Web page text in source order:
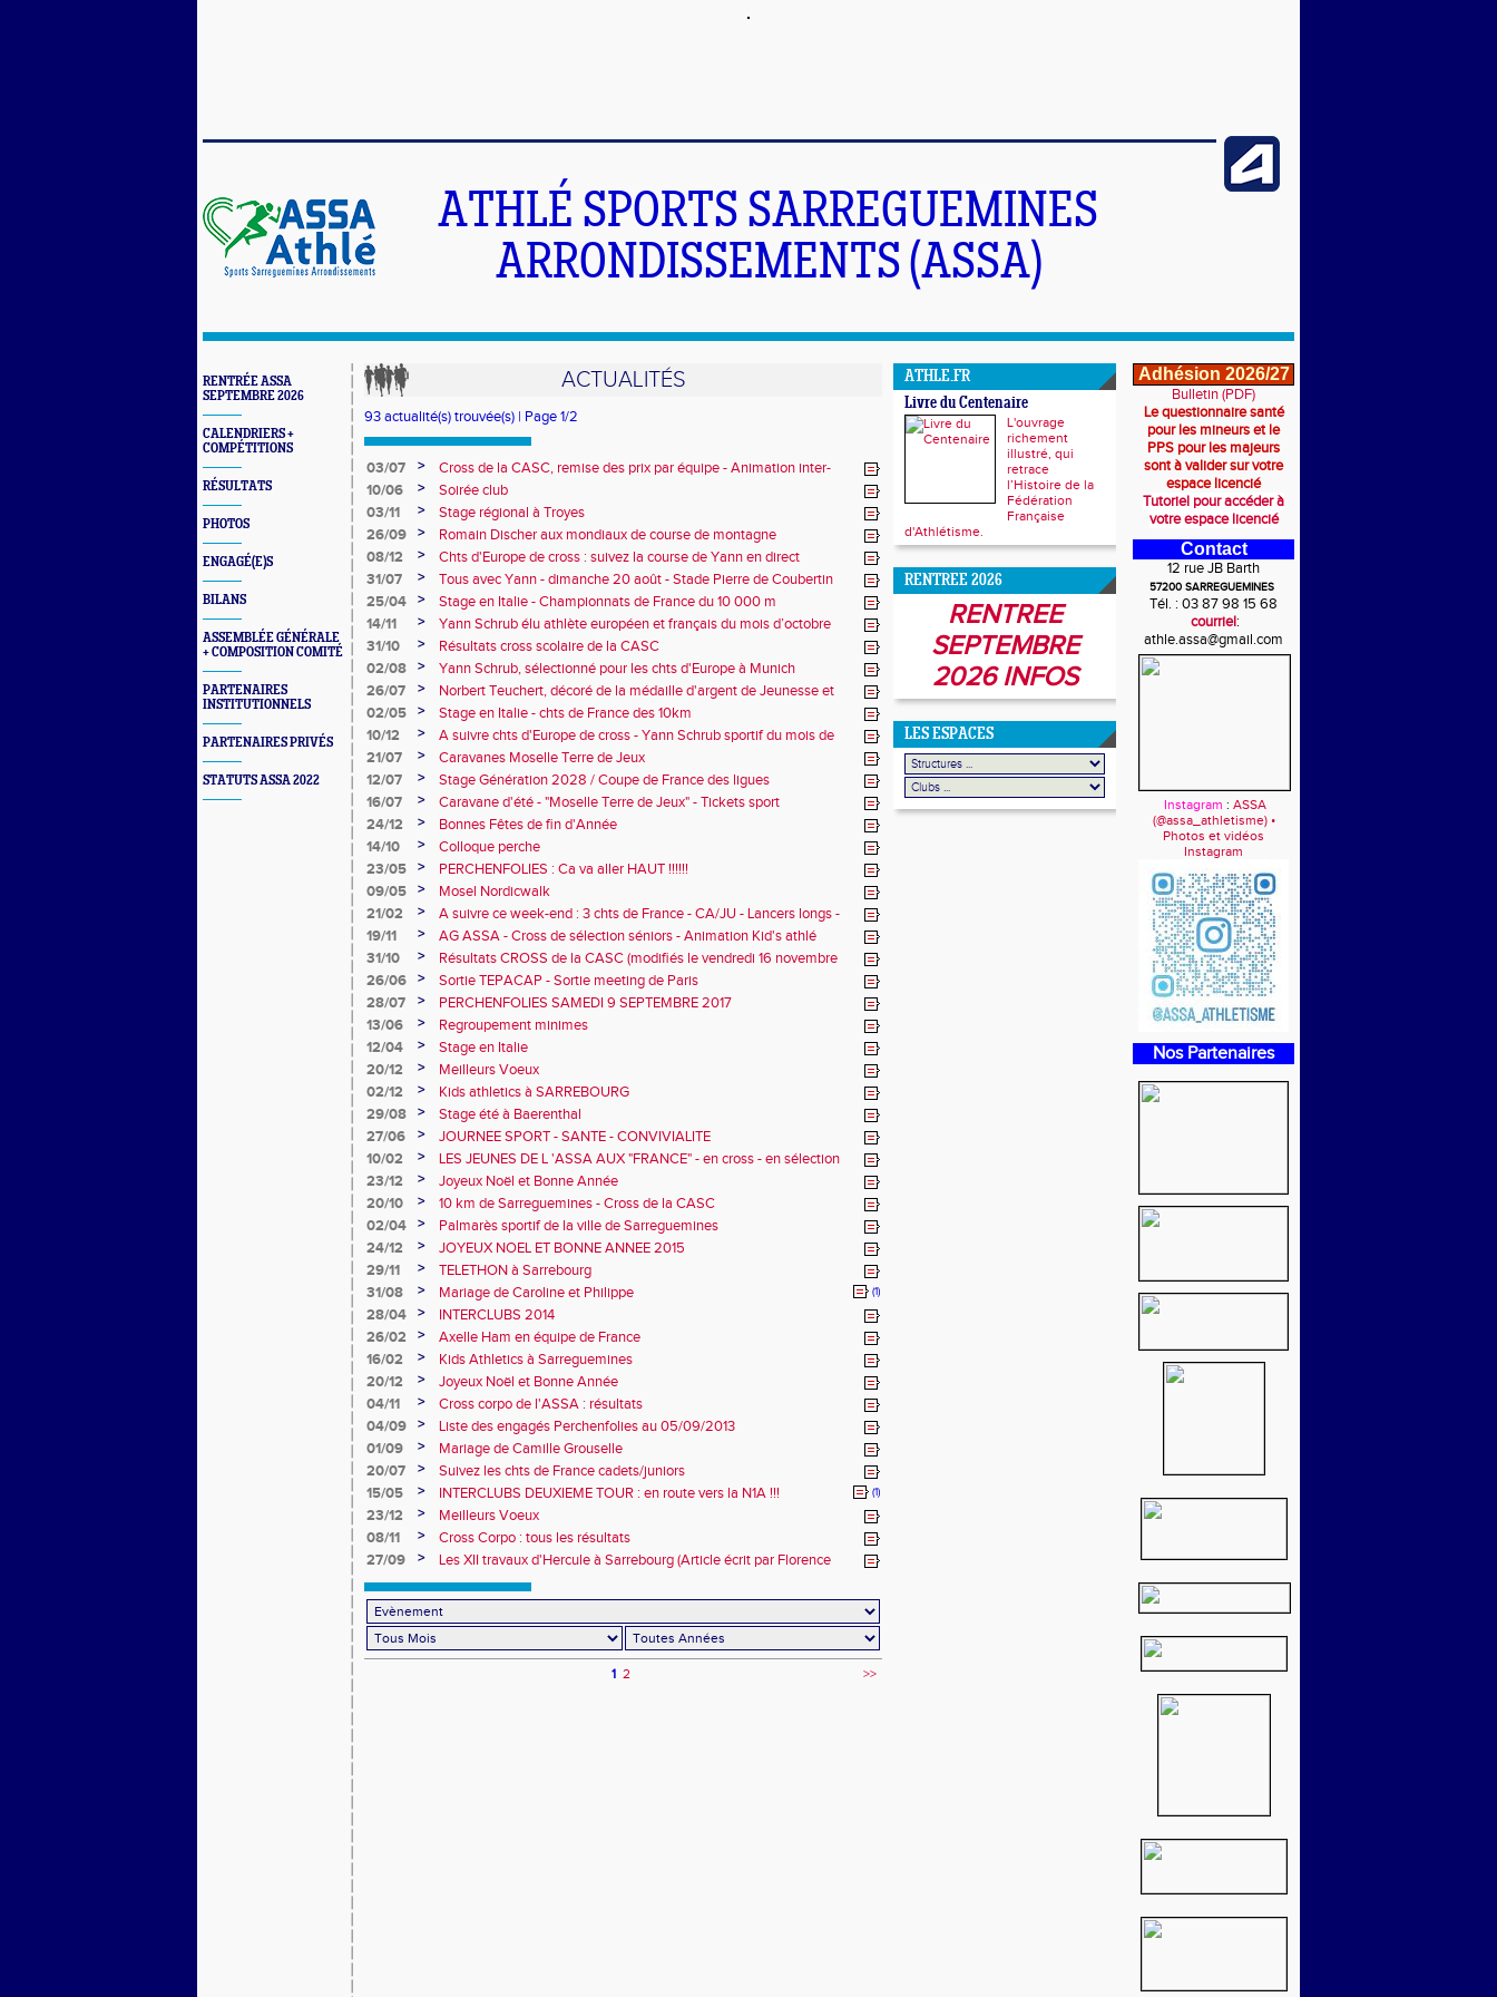
ATHLÉ SPORTS SARREGUEMINES
ARRONDISSEMENTS (ASSA)
RENTRÉE ASSA
SEPTEMBRE 2026
CALENDRIERS +
COMPÉTITIONS
RÉSULTATS
PHOTOS
ENGAGÉ(E)S
BILANS
ASSEMBLÉE GÉNÉRALE
+ COMPOSITION COMITÉ
PARTENAIRES
INSTITUTIONNELS
PARTENAIRES PRIVÉS
STATUTS ASSA 2022
ACTUALITÉS
93 actualité(s) trouvée(s) | Page 1/2
03/07 >
Cross de la CASC, remise des prix par équipe - Animation inter-
collèges
10/06 >
Soirée club
03/11
>
Stage régional à Troyes
26/09
>
Romain Discher aux mondiaux de course de montagne
08/12
>
Chts d'Europe de cross : suivez la course de Yann en direct
31/07
>
Tous avec Yann - dimanche 20 août - Stade Pierre de Coubertin
25/04
>
Stage en Italie - Championnats de France du 10 000 m
14/11
>
Yann Schrub élu athlète européen et français du mois d’octobre
31/10
>
Résultats cross scolaire de la CASC
02/08
>
Yann Schrub, sélectionné pour les chts d'Europe à Munich
26/07
>
Norbert Teuchert, décoré de la médaille d'argent de Jeunesse et
Sports
02/05 >
Stage en Italie - chts de France des 10km
10/12
>
A suivre chts d'Europe de cross - Yann Schrub sportif du mois de
novembre
21/07 >
Caravanes Moselle Terre de Jeux
12/07
>
Stage Génération 2028 / Coupe de France des ligues
16/07
>
Caravane d'été - "Moselle Terre de Jeux" - Tickets sport
24/12
>
Bonnes Fêtes de fin d'Année
14/10
>
Colloque perche
23/05
>
PERCHENFOLIES : Ca va aller HAUT !!!!!!
09/05
>
Mosel Nordicwalk
21/02
>
A suivre ce week-end : 3 chts de France - CA/JU - Lancers longs -
Handisport
19/11 >
AG ASSA - Cross de sélection séniors - Animation Kid's athlé
31/10
>
Résultats CROSS de la CASC (modifiés le vendredi 16 novembre
2018)
26/06 >
Sortie TEPACAP - Sortie meeting de Paris
28/07
>
PERCHENFOLIES SAMEDI 9 SEPTEMBRE 2017
13/06
>
Regroupement minimes
12/04
>
Stage en Italie
20/12
>
Meilleurs Voeux
02/12
>
Kids athletics à SARREBOURG
29/08
>
Stage été à Baerenthal
27/06
>
JOURNEE SPORT - SANTE - CONVIVIALITE
10/02
>
LES JEUNES DE L 'ASSA AUX "FRANCE" - en cross - en sélection
23/12
>
Joyeux Noël et Bonne Année
20/10
>
10 km de Sarreguemines - Cross de la CASC
02/04
>
Palmarès sportif de la ville de Sarreguemines
24/12
>
JOYEUX NOEL ET BONNE ANNEE 2015
29/11
>
TELETHON à Sarrebourg
31/08
> Mariage de Caroline et Philippe (1)
28/04 >
INTERCLUBS 2014
26/02
>
Axelle Ham en équipe de France
16/02
>
Kids Athletics à Sarreguemines
20/12
>
Joyeux Noël et Bonne Année
04/11
>
Cross corpo de l'ASSA : résultats
04/09
>
Liste des engagés Perchenfolies au 05/09/2013
01/09
>
Mariage de Camille Grouselle
20/07
>
Suivez les chts de France cadets/juniors
15/05
> INTERCLUBS DEUXIEME TOUR : en route vers la N1A !!! (1)
23/12 >
Meilleurs Voeux
08/11
>
Cross Corpo : tous les résultats
27/09
>
Les XII travaux d'Hercule à Sarrebourg (Article écrit par Florence
1 2 >>
ATHLE.FR
Livre du Centenaire
L'ouvrage
richement
illustré, qui
retrace
l’Histoire de la
Fédération
Française
d'Athlétisme.
RENTREE 2026
RENTREE
SEPTEMBRE
2026 INFOS
LES ESPACES
Adhésion 2026/27
Bulletin (PDF)
Le questionnaire santé
pour les mineurs et le
PPS pour les majeurs
sont à valider sur votre
espace licencié
Tutoriel pour accéder à
votre espace licencié
Contact
12 rue JB Barth
57200 SARREGUEMINES
Tél. : 03 87 98 15 68
courriel:
athle.assa@gmail.com
Instagram : ASSA
(@assa_athletisme) •
Photos et vidéos
Instagram
Nos Partenaires